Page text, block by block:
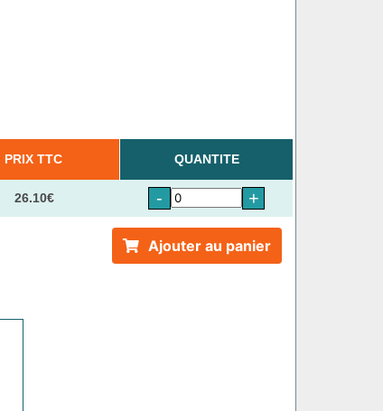
PRIX TTC QUANTITE
26.10€ - +
Ajouter au panier